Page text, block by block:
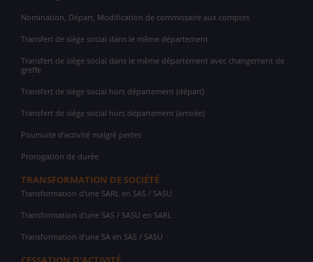
Nomination, Départ, Modification de commissaire aux comptes
Transfert de siège social dans le même département
Transfert de siège social dans le même département avec changement de
greffe
Transfert de siège social hors département (départ)
Transfert de siège social hors département (arrivée)
Poursuite d'activité malgré pertes
Prorogation de durée
TRANSFORMATION DE SOCIÉTÉ
Transformation d'une SARL en SAS / SASU
Transformation d'une SAS / SASU en SARL
Transformation d'une SA en SAS / SASU